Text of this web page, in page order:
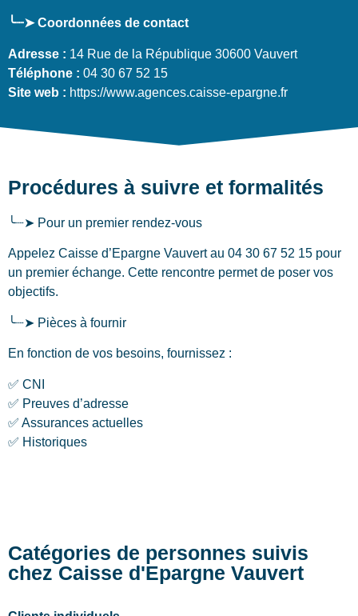
╰┈➤ Coordonnées de contact
Adresse : 14 Rue de la République 30600 Vauvert
Téléphone : 04 30 67 52 15
Site web : https://www.agences.caisse-epargne.fr
Procédures à suivre et formalités
╰┈➤ Pour un premier rendez-vous
Appelez Caisse d’Epargne Vauvert au 04 30 67 52 15 pour
un premier échange. Cette rencontre permet de poser vos
objectifs.
╰┈➤ Pièces à fournir
En fonction de vos besoins, fournissez :
✅ CNI
✅ Preuves d’adresse
✅ Assurances actuelles
✅ Historiques
Catégories de personnes suivis
chez Caisse d'Epargne Vauvert